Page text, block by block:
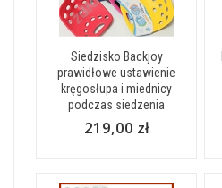
Siedzisko Backjoy
prawidłowe ustawienie
kręgosłupa i miednicy
podczas siedzenia
219,00 zł